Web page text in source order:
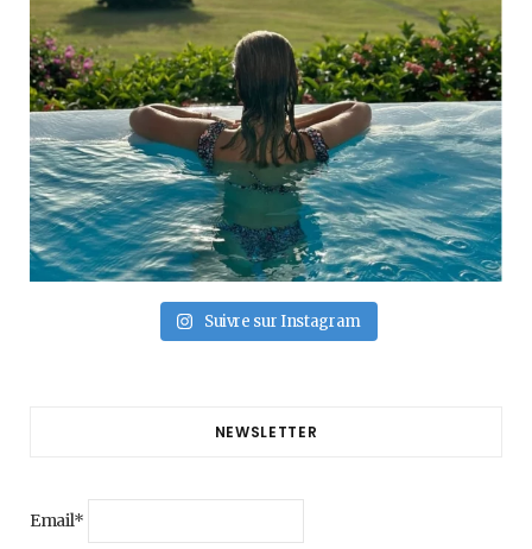
Suivre sur Instagram
NEWSLETTER
Email*